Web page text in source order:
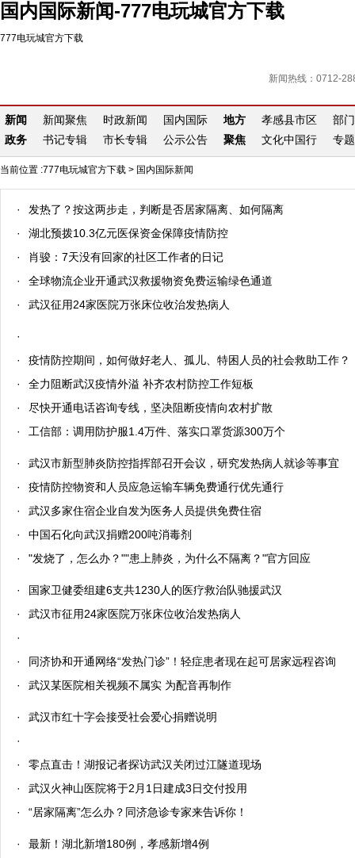
国内国际新闻-777电玩城官方下载
777电玩城官方下载
新闻热线：0712-
新闻 新闻聚焦 时政新闻 国内国际 地方 孝感县市区
部门
政务
书记专辑 市长专辑 公示公告 聚焦 文化中国行 专题
当前位置 :777电玩城官方下载 > 国内国际新闻
·
发热了？按这两步走，判断是否居家隔离、如何隔离
·
湖北预拨10.3亿元医保资金保障疫情防控
·
肖骏：7天没有回家的社区工作者的日记
·
全球物流企业开通武汉救援物资免费运输绿色通道
·
武汉征用24家医院万张床位收治发热病人
·
·
疫情防控期间，如何做好老人、孤儿、特困人员的社会救助工作？
·
全力阻断武汉疫情外溢 补齐农村防控工作短板
·
尽快开通电话咨询专线，坚决阻断疫情向农村扩散
·
工信部：调用防护服1.4万件、落实口罩货源300万个
·
武汉市新型肺炎防控指挥部召开会议，研究发热病人就诊等事宜
·
疫情防控物资和人员应急运输车辆免费通行优先通行
·
武汉多家住宿企业自发为医务人员提供免费住宿
·
中国石化向武汉捐赠200吨消毒剂
·
"发烧了，怎么办？""患上肺炎，为什么不隔离？"官方回应
·
国家卫健委组建6支共1230人的医疗救治队驰援武汉
·
武汉市征用24家医院万张床位收治发热病人
·
·
同济协和开通网络“发热门诊”！轻症患者现在起可居家远程咨询
·
武汉某医院相关视频不属实 为配音再制作
·
武汉市红十字会接受社会爱心捐赠说明
·
·
零点直击！湖报记者探访武汉关闭过江隧道现场
·
武汉火神山医院将于2月1日建成3日交付投用
·
“居家隔离”怎么办？同济急诊专家来告诉你！
·
最新！湖北新增180例，孝感新增4例